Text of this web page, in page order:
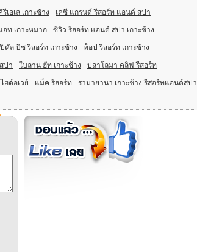
รีเอเล เกาะช้าง เคซี แกรนด์ รีสอร์ท แอนด์ สปา
อท เกาะหมาก ซีวิว รีสอร์ท แอนด์ สปา เกาะช้าง
คัล บีช รีสอร์ท เกาะช้าง ท็อป รีสอร์ท เกาะช้าง
ปา ใบลาน ฮัท เกาะช้าง ปลาโลมา คลิฟ รีสอร์ท
ฮด์อเวย์ แม็ค รีสอร์ท รามายานา เกาะช้าง รีสอร์ทแอนด์สปา